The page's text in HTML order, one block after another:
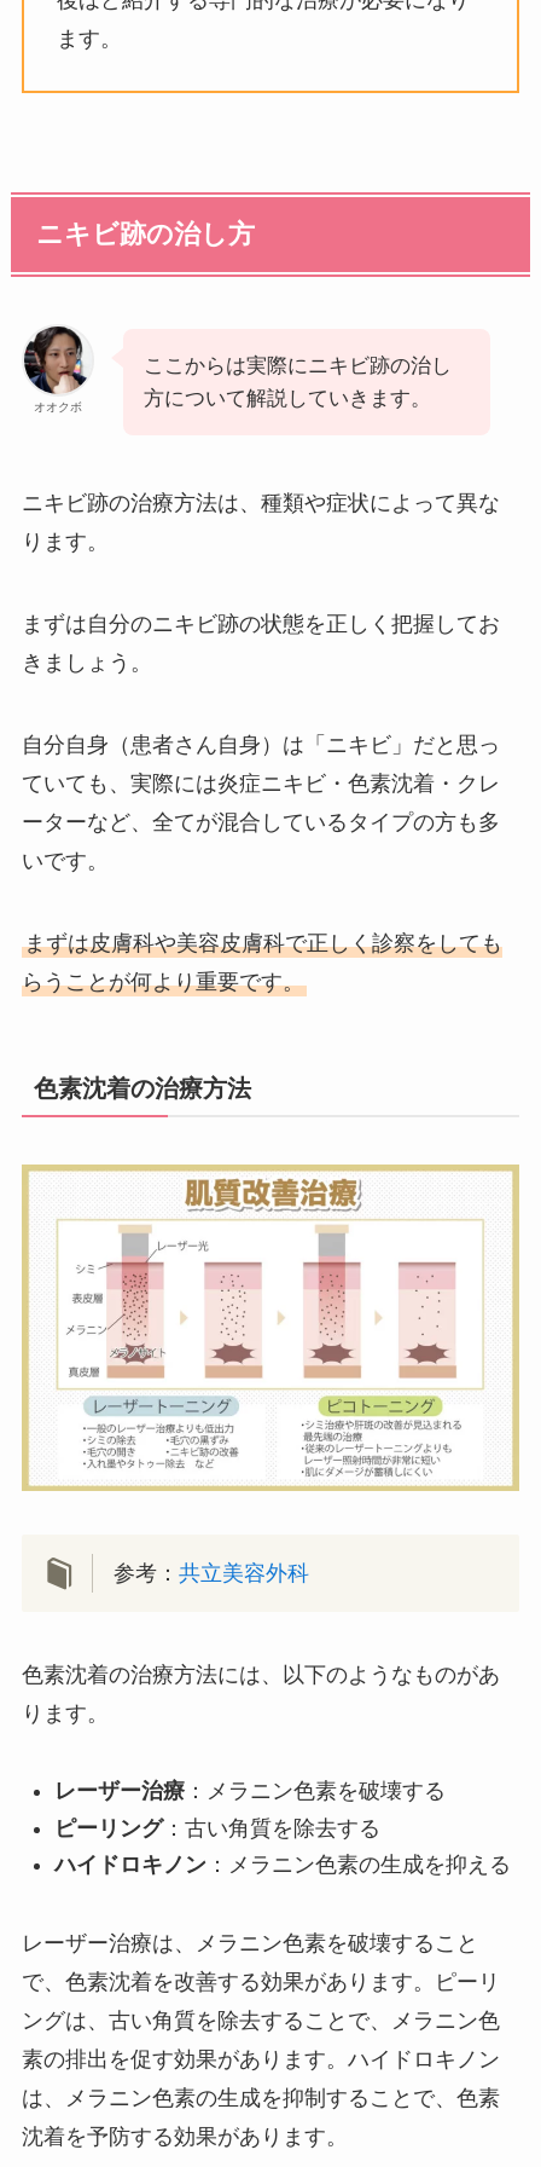
ます。
ニキビ跡の治し方
オオクボ
ここからは実際にニキビ跡の治し
方について解説していきます。
ニキビ跡の治療方法は、種類や症状によって異な
ります。
まずは自分のニキビ跡の状態を正しく把握してお
きましょう。
自分自身（患者さん自身）は「ニキビ」だと思っ
ていても、実際には炎症ニキビ・色素沈着・クレ
ーターなど、全てが混合しているタイプの方も多
いです。
まずは皮膚科や美容皮膚科で正しく診察をしても
らうことが何より重要です。
色素沈着の治療方法
参考：共立美容外科
色素沈着の治療方法には、以下のようなものがあ
ります。
レーザー治療：メラニン色素を破壊する
ピーリング：古い角質を除去する
ハイドロキノン：メラニン色素の生成を抑える
レーザー治療は、メラニン色素を破壊すること
で、色素沈着を改善する効果があります。ピーリ
ングは、古い角質を除去することで、メラニン色
素の排出を促す効果があります。ハイドロキノン
は、メラニン色素の生成を抑制することで、色素
沈着を予防する効果があります。